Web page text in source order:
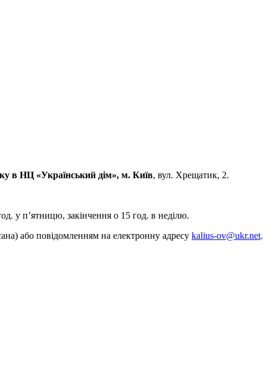
в НЦ «Український дім», м. Київ, вул. Хрещатик, 2.
у п’ятницю, закінчення о 15 год. в неділю.
або повідомленням на електронну адресу kalius-ov@ukr.net.